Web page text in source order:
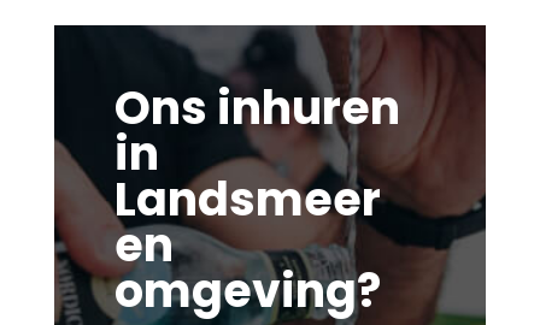
Ons inhuren
in
Landsmeer
en
omgeving?